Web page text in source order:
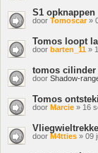
S1 opknappen
door Tomoscar»
Tomos loopt
door barten_11 »
tomos cilinder
door Shadow-
Tomos
door Marcie » 16
door M4tties » 09